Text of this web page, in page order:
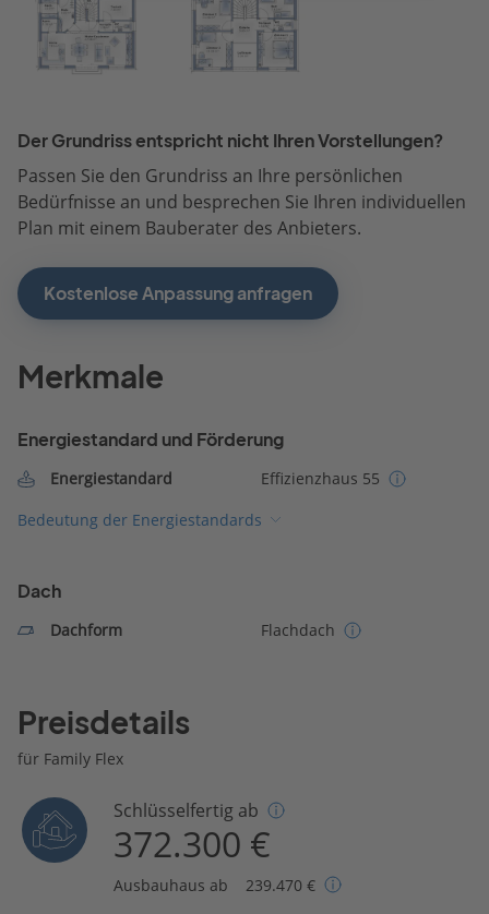
Der Grundriss entspricht nicht Ihren Vorstellungen?
Passen Sie den Grundriss an Ihre persönlichen
Bedürfnisse an und besprechen Sie Ihren individuellen
Plan mit einem Bauberater des Anbieters.
Kostenlose Anpassung anfragen
Merkmale
Energiestandard und Förderung
Energiestandard
Effizienzhaus 55
Bedeutung der Energiestandards
Dach
Dachform Flachdach
Preisdetails
für Family Flex
Schlüsselfertig ab
372.300 €
Ausbauhaus ab 239.470 €